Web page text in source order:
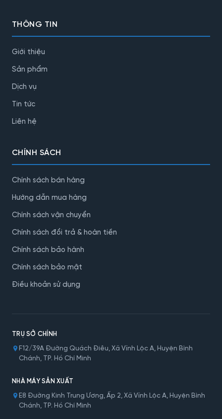
THÔNG TIN
Giới thiệu
Sản phẩm
Dịch vụ
Tin tức
Liên hệ
CHÍNH SÁCH
Chính sách bán hàng
Hướng dẫn mua hàng
Chính sách vận chuyển
Chính sách đổi trả & hoàn tiền
Chính sách bảo hành
Chính sách bảo mật
Điều khoản sử dụng
TRỤ SỞ CHÍNH
F12/39A Đường Quách Điêu, Xã Vĩnh Lộc A, Huyện Bình
Chánh, TP. Hồ Chí Minh
NHÀ MÁY SẢN XUẤT
E8 Đường Kinh Trung Ương, Ấp 2, Xã Vĩnh Lộc A, Huyện Bình
Chánh, TP. Hồ Chí Minh